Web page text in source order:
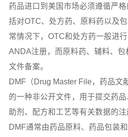
药品进口到美国市场必须遵循严
括对OTC、处方药、原料药以及
常情况下，OTC和处方药一般进
ANDA注册，而原料药、辅料、包
文件备案。
DMF（Drug Master File，药品文
的一种非公开文件，用于提交药品
助剂、配方和工艺等有关数据的注
DMF通常由药品原料、药品包装